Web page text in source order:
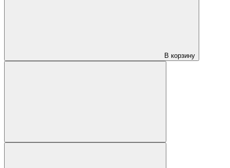
В корзину